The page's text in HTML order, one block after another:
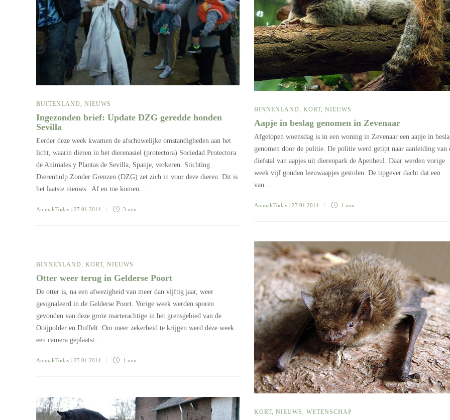
BUITENLAND, NIEUWS
Ingezonden brief: Update DZG geredde honden
Sevilla
Eerder deze week kwamen de afschuwelijke omstandigheden aan het
licht, waarin dieren in het dierenasiel (protectora) Sociedad Protectora
de Animales y Plantas de Sevilla, Spanje, verkeren. Stichting
Dierenhulp Zonder Grenzen (DZG) zet zich in voor deze dieren. Dit is
het laatste nieuws. Af en toe komen…
AnimalsToday | 27 01 2014 3 min
BINNENLAND KORT NIEUWS
Aapje in beslag genomen in Zevenaar
Afgelopen woensdag is in een woning in Zevenaar een aapje in
genomen door de politie. De politie werd getipt naar aanleiding van
diefstal van aapjes uit dierenpark de Apenheul. Daar werden vorige
week vijf gouden leeuwaapjes gestolen. De tipgever dacht dat een
van…
AnimalsToday | 27 01 2014 1 min
KORT, NIEUWS, WETENSCHAP
BINNENLAND, KORT, NIEUWS
Otter weer terug in Gelderse Poort
De otter is, na een afwezigheid van meer dan vijftig jaar, weer
gesignaleerd in de Gelderse Poort. Vorige week werden sporen
gevonden van deze grote marterachtige in het grensgebied van de
Ooijpolder en Duffelt. Om meer zekerheid te krijgen werd deze week
een camera geplaatst…
AnimalsToday | 25 01 2014 1 min